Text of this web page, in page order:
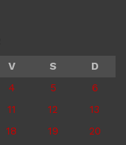
V S
D
4 5
6
11 12
13
18 19
20